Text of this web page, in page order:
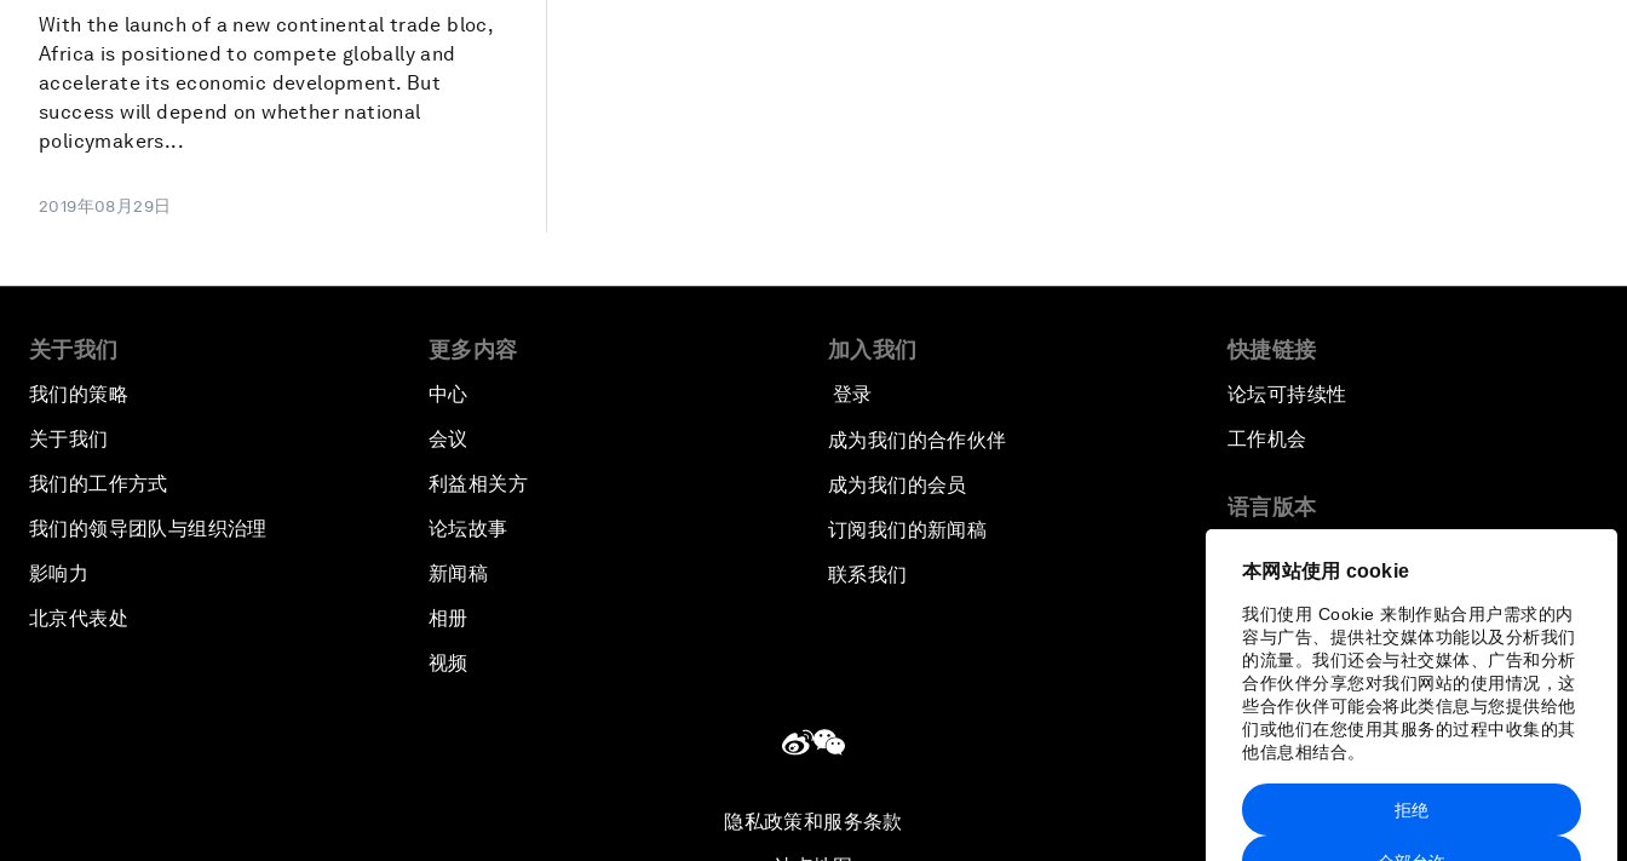
本网站使用 cookie
我们使用 Cookie 来制作贴合用户需求的内
容与广告、提供社交媒体功能以及分析我们
的流量。我们还会与社交媒体、广告和分析
合作伙伴分享您对我们网站的使用情况，这
些合作伙伴可能会将此类信息与您提供给他
们或他们在您使用其服务的过程中收集的其
他信息相结合。
拒绝
With the launch of a new continental trade bloc,
Africa is positioned to compete globally and
accelerate its economic development. But
success will depend on whether national
policymakers...
2019年08月29日
关于我们
我们的策略
关于我们
我们的工作方式
我们的领导团队与组织治理
影响力
北京代表处
更多内容
中心
会议
利益相关方
论坛故事
新闻稿
相册
视频
加入我们
登录
成为我们的合作伙伴
成为我们的会员
订阅我们的新闻稿
联系我们
快捷链接
论坛可持续性
工作机会
语言版本
隐私政策和服务条款